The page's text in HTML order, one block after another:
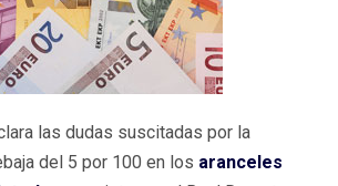
las dudas suscitadas por la
del 5 por 100 en los aranceles